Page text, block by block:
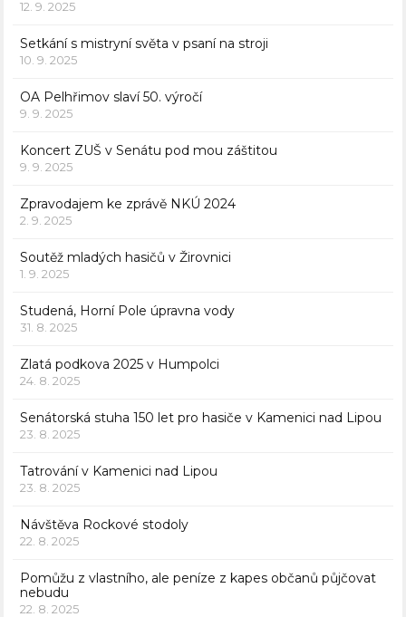
12. 9. 2025
Setkání s mistryní světa v psaní na stroji
10. 9. 2025
OA Pelhřimov slaví 50. výročí
9. 9. 2025
Koncert ZUŠ v Senátu pod mou záštitou
9. 9. 2025
Zpravodajem ke zprávě NKÚ 2024
2. 9. 2025
Soutěž mladých hasičů v Žirovnici
1. 9. 2025
Studená, Horní Pole úpravna vody
31. 8. 2025
Zlatá podkova 2025 v Humpolci
24. 8. 2025
Senátorská stuha 150 let pro hasiče v Kamenici nad Lipou
23. 8. 2025
Tatrování v Kamenici nad Lipou
23. 8. 2025
Návštěva Rockové stodoly
22. 8. 2025
Pomůžu z vlastního, ale peníze z kapes občanů půjčovat
nebudu
22. 8. 2025